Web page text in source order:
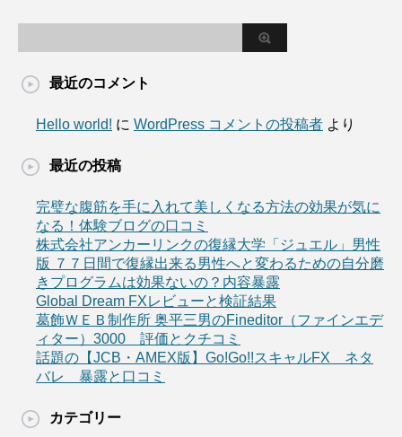
最近のコメント
Hello world! に WordPress コメントの投稿者 より
最近の投稿
完璧な腹筋を手に入れて美しくなる方法の効果が気に
なる！体験ブログの口コミ
株式会社アンカーリンクの復縁大学「ジュエル」男性
版 ７７日間で復縁出来る男性へと変わるための自分磨
きプログラムは効果ないの？内容暴露
Global Dream FXレビューと検証結果
葛飾ＷＥＢ制作所 奥平三男のFineditor（ファインエデ
ィター）3000 評価とクチコミ
話題の【JCB・AMEX版】Go!Go!!スキャルFX ネタ
バレ 暴露と口コミ
カテゴリー